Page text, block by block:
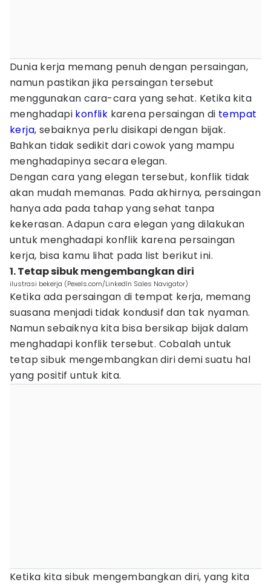
Dunia kerja memang penuh dengan persaingan,
namun pastikan jika persaingan tersebut
menggunakan cara-cara yang sehat. Ketika kita
menghadapi konflik karena persaingan di tempat
kerja, sebaiknya perlu disikapi dengan bijak.
Bahkan tidak sedikit dari cowok yang mampu
menghadapinya secara elegan.
Dengan cara yang elegan tersebut, konflik tidak
akan mudah memanas. Pada akhirnya, persaingan
hanya ada pada tahap yang sehat tanpa
kekerasan. Adapun cara elegan yang dilakukan
untuk menghadapi konflik karena persaingan
kerja, bisa kamu lihat pada list berikut ini.
1. Tetap sibuk mengembangkan diri
ilustrasi bekerja (Pexels.com/LinkedIn Sales Navigator)
Ketika ada persaingan di tempat kerja, memang
suasana menjadi tidak kondusif dan tak nyaman.
Namun sebaiknya kita bisa bersikap bijak dalam
menghadapi konflik tersebut. Cobalah untuk
tetap sibuk mengembangkan diri demi suatu hal
yang positif untuk kita.
Ketika kita sibuk mengembangkan diri, yang kita